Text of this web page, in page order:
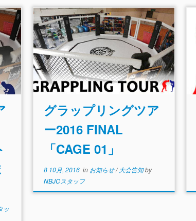
ッ
グラップリングツア
ー2016 FINAL
「CAGE 01」
8 10月, 2016in お知らせ/大会告知by
NBJCスタッフ